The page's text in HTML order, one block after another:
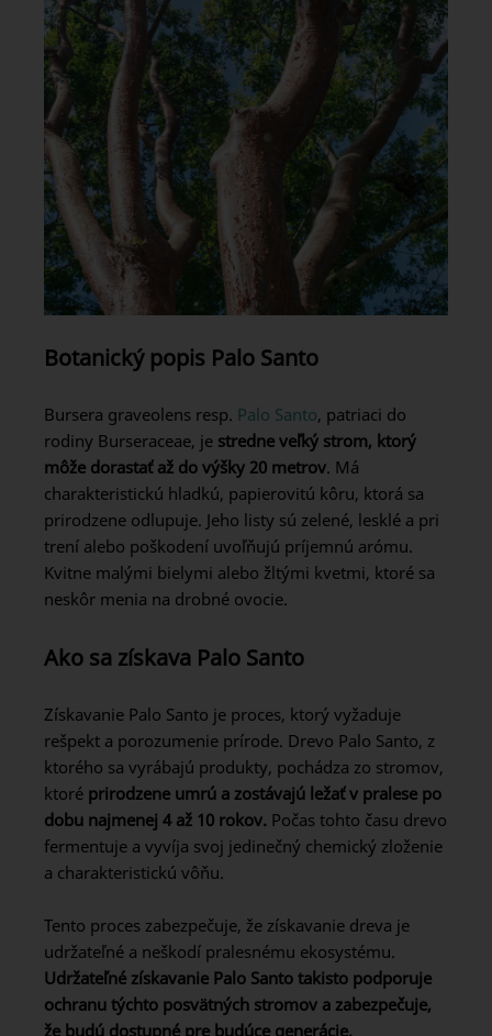
Botanický popis Palo Santo
Bursera graveolens resp. Palo Santo, patriaci do
rodiny Burseraceae, je stredne veľký strom, ktorý
môže dorastať až do výšky 20 metrov. Má
charakteristickú hladkú, papierovitú kôru, ktorá sa
prirodzene odlupuje. Jeho listy sú zelené, lesklé a pri
trení alebo poškodení uvoľňujú príjemnú arómu.
Kvitne malými bielymi alebo žltými kvetmi, ktoré sa
neskôr menia na drobné ovocie.
Ako sa získava Palo Santo
Získavanie Palo Santo je proces, ktorý vyžaduje
rešpekt a porozumenie prírode. Drevo Palo Santo, z
ktorého sa vyrábajú produkty, pochádza zo stromov,
ktoré prirodzene umrú a zostávajú ležať v pralese po
dobu najmenej 4 až 10 rokov. Počas tohto času drevo
fermentuje a vyvíja svoj jedinečný chemický zloženie
a charakteristickú vôňu.
Tento proces zabezpečuje, že získavanie dreva je
udržateľné a neškodí pralesnému ekosystému.
Udržateľné získavanie Palo Santo takisto podporuje
ochranu týchto posvätných stromov a zabezpečuje,
že budú dostupné pre budúce generácie.